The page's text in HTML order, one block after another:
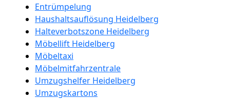
Entrümpelung
Haushaltsauflösung Heidelberg
Halteverbotszone Heidelberg
Möbellift Heidelberg
Möbeltaxi
Möbelmitfahrzentrale
Umzugshelfer Heidelberg
Umzugskartons